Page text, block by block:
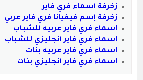
زخرفة اسماء فري فاير
زخرفة إسم فيفيانا فري فاير عربي
اسماء فري فاير عربيه للشباب
اسماء فري فاير انجليزي للشباب
اسماء فري فاير عربيه بنات
اسماء فري فاير انجليزي بنات